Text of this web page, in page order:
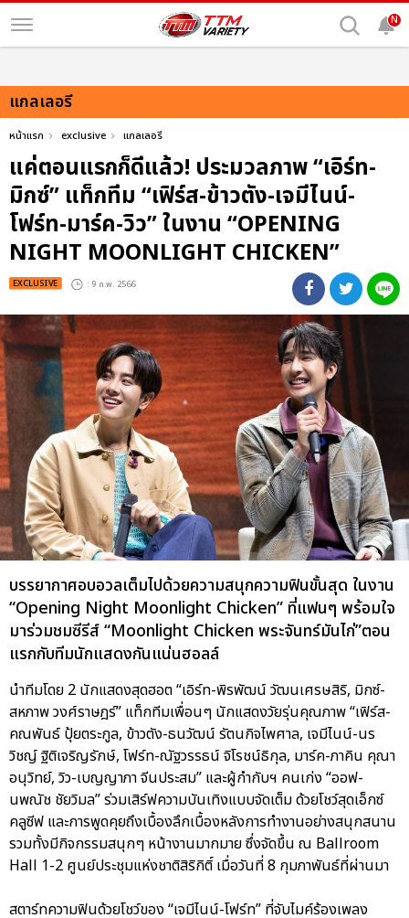
N
แกลเลอรี
หน้าแรก exclusive แกลเลอรี
แค่ตอนแรกก็ดีแล้ว! ประมวลภาพ “เอิร์ท-
มิกซ์” แท็กทีม “เฟิร์ส-ข้าวตัง-เจมีไนน์-
โฟร์ท-มาร์ค-วิว” ในงาน “OPENING
NIGHT MOONLIGHT CHICKEN”
EXCLUSIVE : 9 ก.พ. 2566
บรรยากาศอบอวลเต็มไปด้วยความสนุกความฟินขั้นสุด ในงาน
“Opening Night Moonlight Chicken” ที่แฟนๆ พร้อมใจ
มาร่วมชมซีรีส์ “Moonlight Chicken พระจันทร์มันไก่”ตอน
แรกกับทีมนักแสดงกันแน่นฮอลล์
นำทีมโดย 2 นักแสดงสุดฮอต “เอิร์ท-พิรพัฒน์ วัฒนเศรษสิริ, มิกซ์-
สหภาพ วงศ์ราษฎร์” แท็กทีมเพื่อนๆ นักแสดงวัยรุ่นคุณภาพ “เฟิร์ส-
คณพันธ์ ปุ้ยตระกูล, ข้าวตัง-ธนวัฒน์ รัตนกิจไพศาล, เจมีไนน์-นร
วิชญ์ ฐิติเจริญรักษ์, โฟร์ท-ณัฐวรรธน์ จิโรชน์ธิกุล, มาร์ค-ภาคิน คุณา
อนุวิทย์, วิว-เบญญาภา จีนประสม” และผู้กำกับฯ คนเก่ง “ออฟ-
นพณัช ชัยวิมล” ร่วมเสิร์ฟความบันเทิงแบบจัดเต็ม ด้วยโชว์สุดเอ็กซ์
คลูซีฟ และการพูดคุยถึงเบื้องลึกเบื้องหลังการทำงานอย่างสนุกสนาน
รวมทั้งมีกิจกรรมสนุกๆ หน้างานมากมาย ซึ่งจัดขึ้น ณ Ballroom
Hall 1-2 ศูนย์ประชุมแห่งชาติสิริกิติ์ เมื่อวันที่ 8 กุมภาพันธ์ที่ผ่านมา
สตาร์ทความฟินด้วยโชว์ของ “เจมีไนน์-โฟร์ท” ที่จับไมค์ร้องเพลง